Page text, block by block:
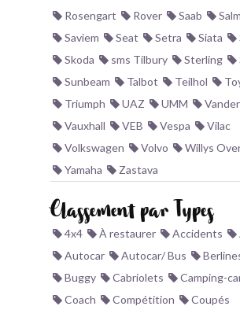
Rosengart
Rover Saab
Saviem
Seat Setra Siata
Skoda
sms Tilbury Sterling
Sunbeam
Talbot Teilhol
Triumph
UAZ UMM
Vauxhall
VEB Vespa
Vilac
Volkswagen
Volvo
Willys
Yamaha
Zastava
Classement par Types
4x4 À restaurer Accidents
Autocar
Autocar/ Bus
Buggy
Cabriolets Camping-
Coach
Compétition
Coupés